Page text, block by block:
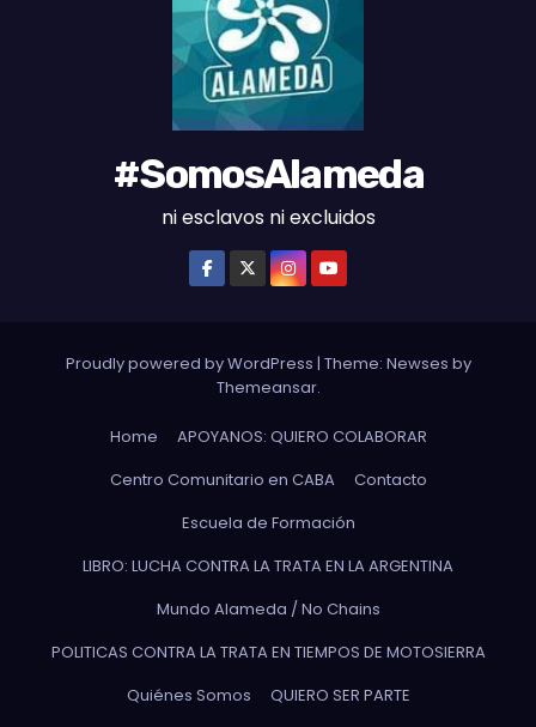
#SomosAlameda
ni esclavos ni excluidos
Proudly powered by WordPress | Theme: Newses by
Themeansar.
Home
APOYANOS: QUIERO COLABORAR
Centro Comunitario en CABA
Contacto
Escuela de Formación
LIBRO: LUCHA CONTRA LA TRATA EN LA ARGENTINA
Mundo Alameda / No Chains
POLITICAS CONTRA LA TRATA EN TIEMPOS DE MOTOSIERRA
Quiénes Somos
QUIERO SER PARTE